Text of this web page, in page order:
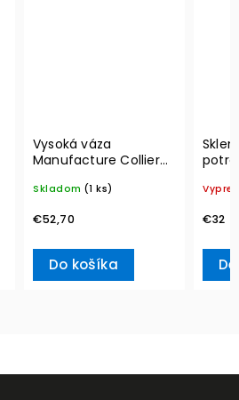
Vysoká váza
Manufacture Collier
& Boch
Skladom (1 ks)
€52,70
Do košíka
€32